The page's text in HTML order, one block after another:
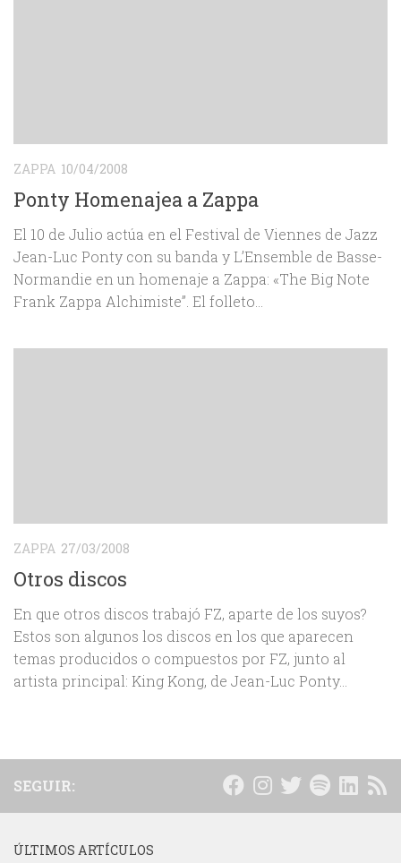
ZAPPA 10/04/2008
Ponty Homenajea a Zappa
El 10 de Julio actúa en el Festival de Viennes de Jazz
Jean-Luc Ponty con su banda y L’Ensemble de Basse-
Normandie en un homenaje a Zappa: «The Big Note
Frank Zappa Alchimiste”. El folleto...
ZAPPA 27/03/2008
Otros discos
En que otros discos trabajó FZ, aparte de los suyos?
Estos son algunos los discos en los que aparecen
temas producidos o compuestos por FZ, junto al
artista principal: King Kong, de Jean-Luc Ponty...
SEGUIR:
ÚLTIMOS ARTÍCULOS